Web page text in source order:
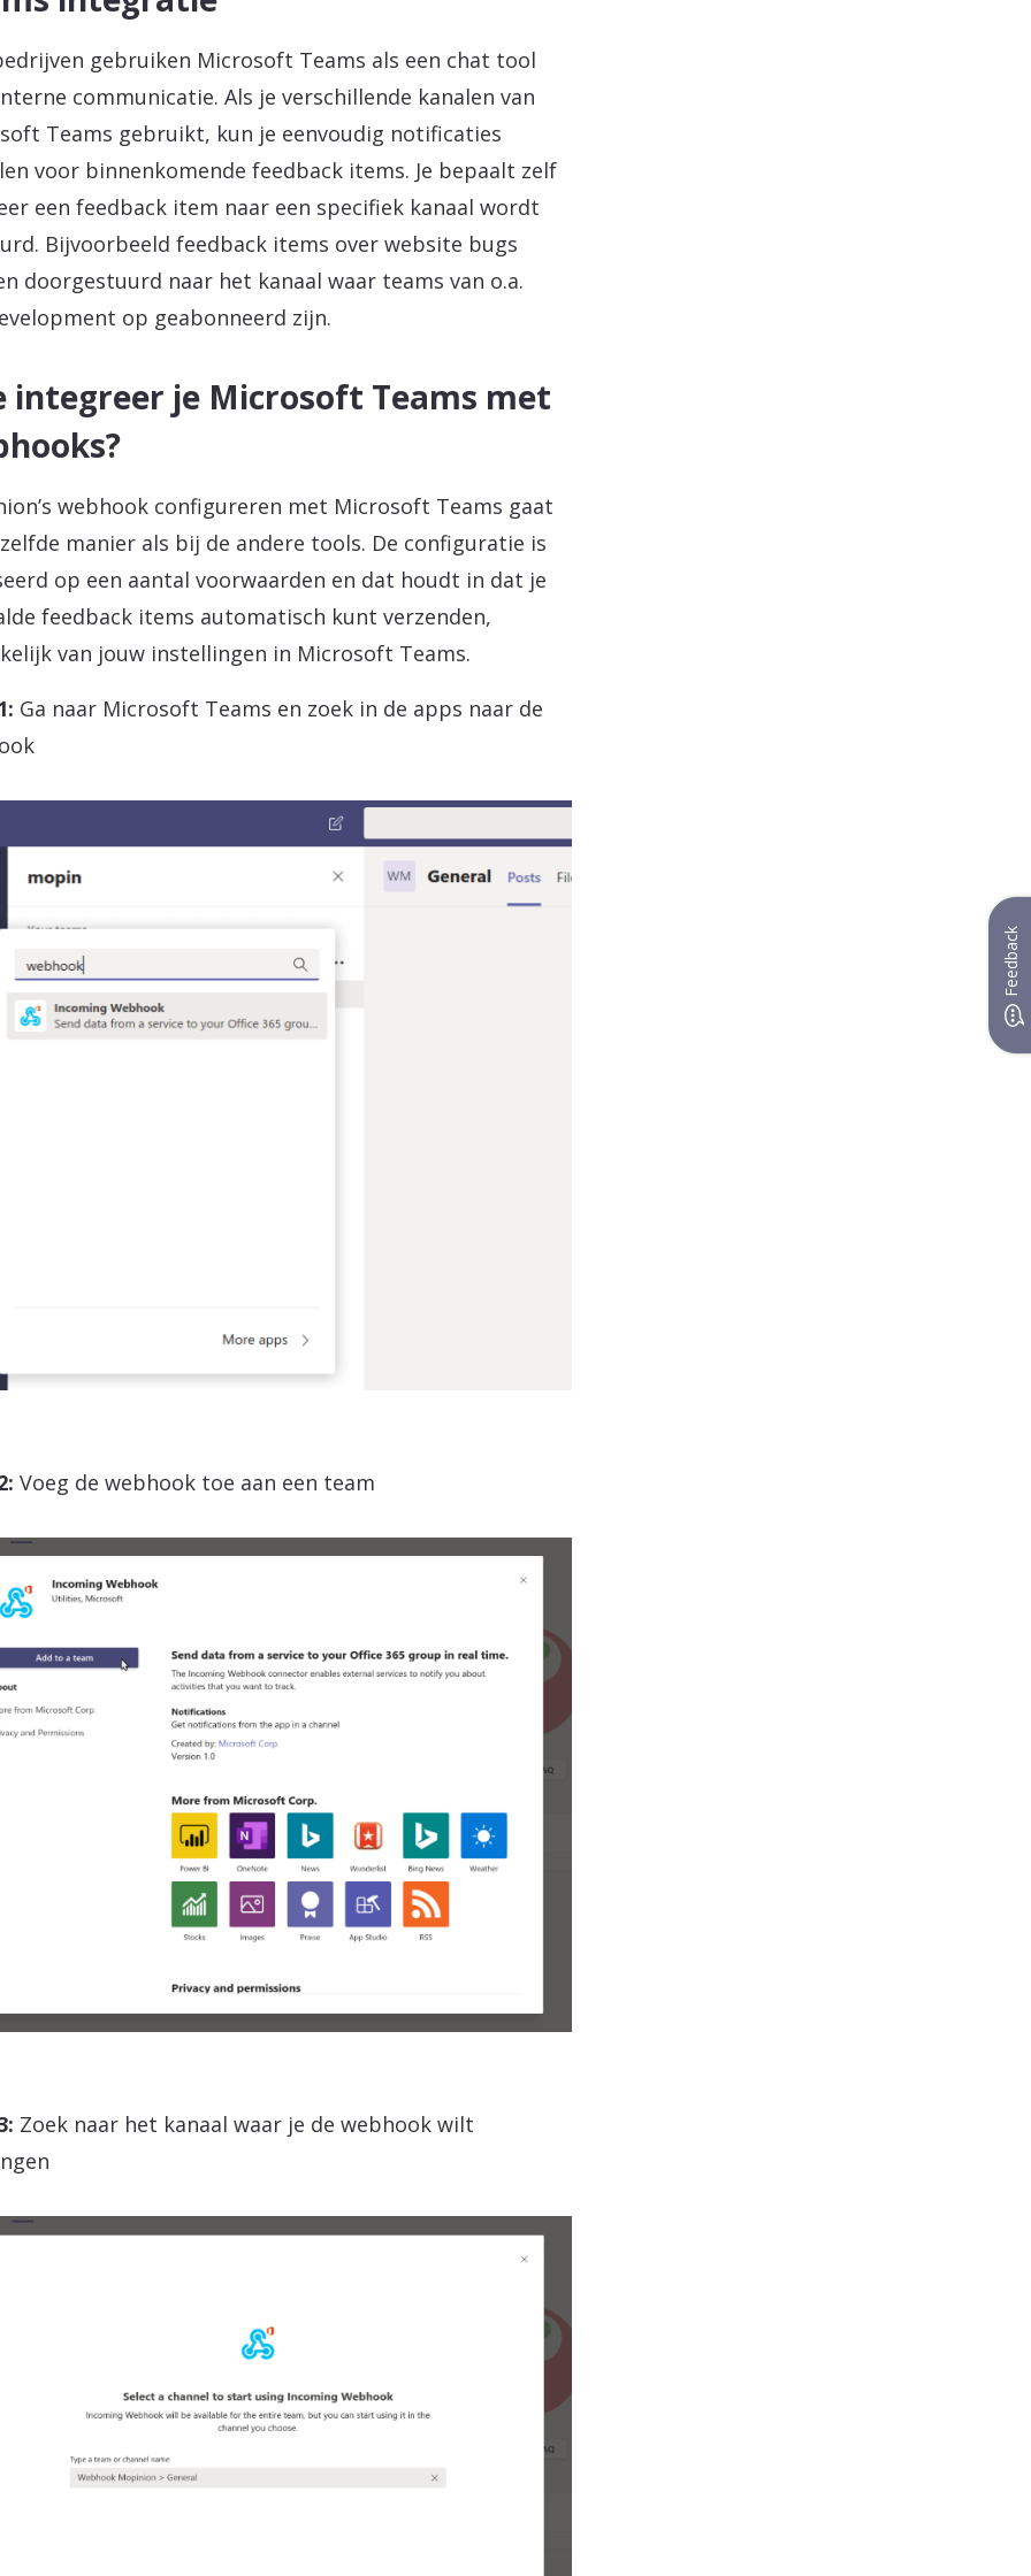
gebruiken Microsoft Teams als een chat tool
communicatie. Als je verschillende kanalen van
Teams gebruikt, kun je eenvoudig notificaties
voor binnenkomende feedback items. Je bepaalt zelf
een feedback item naar een specifiek kanaal wordt
Bijvoorbeeld feedback items over website bugs
doorgestuurd naar het kanaal waar teams van o.a.
op geabonneerd zijn.
integreer je Microsoft Teams met
webhook configureren met Microsoft Teams gaat
manier als bij de andere tools. De configuratie is
op een aantal voorwaarden en dat houdt in dat je
feedback items automatisch kunt verzenden,
van jouw instellingen in Microsoft Teams.
Ga naar Microsoft Teams en zoek in de apps naar de
Voeg de webhook toe aan een team
Zoek naar het kanaal waar je de webhook wilt
Feedback